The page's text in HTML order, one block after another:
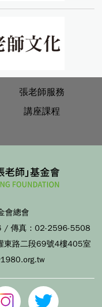
張老師服務
講座課程
會總會
/ 傳真： 02-2596-5508
東路二段69號4樓405室